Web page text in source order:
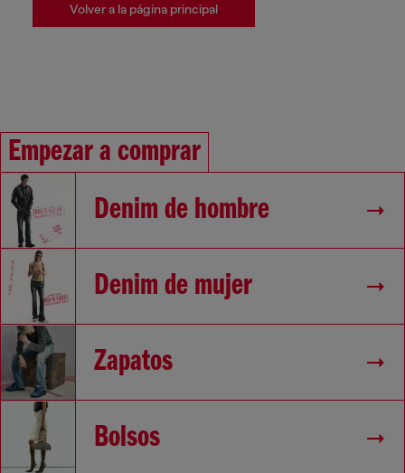
Volver a la página principal
Empezar a comprar
Denim de hombre
Denim de mujer
Zapatos
Bolsos